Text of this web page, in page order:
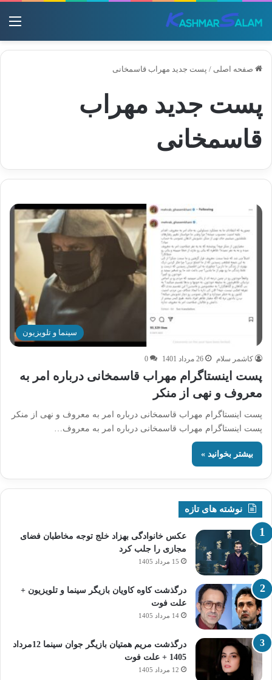
صفحه اصلی / پست جدید مهراب قاسمخانی
پست جدید مهراب
قاسمخانی
سینما و تلویزیون
کاشمر سلام 26 مرداد 1401 0
پست اینستاگرام مهراب قاسمخانی درباره امر به
معروف و نهی از منکر
پست اینستاگرام مهراب قاسمخانی درباره امر به معروف و نهی از منکر
پست اینستاگرام مهراب قاسمخانی درباره امر به معروف…
بیشتر بخوانید »
نوشته های تازه
عکس خانوادگی بهزاد خلج توجه مخاطبان فضای
مجازی را جلب کرد
15 مرداد 1405
درگذشت کاوه کاویان بازیگر سینما و تلویزیون +
علت فوت
14 مرداد 1405
درگذشت مریم همتیان بازیگر جوان سینما 12مرداد
1405 + علت فوت
12 مرداد 1405